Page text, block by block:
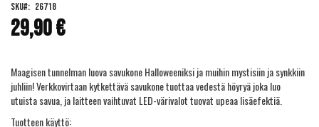
the
images
gallery
29,90 €
SKU
26718
Maagisen tunnelman luova savukone Halloweeniksi ja muihin mystisiin ja synkkiin
juhliin! Verkkovirtaan kytkettävä savukone tuottaa vedestä höyryä joka luo
utuista savua, ja laitteen vaihtuvat LED-värivalot tuovat upeaa lisäefektiä.
Tuotteen käyttö: